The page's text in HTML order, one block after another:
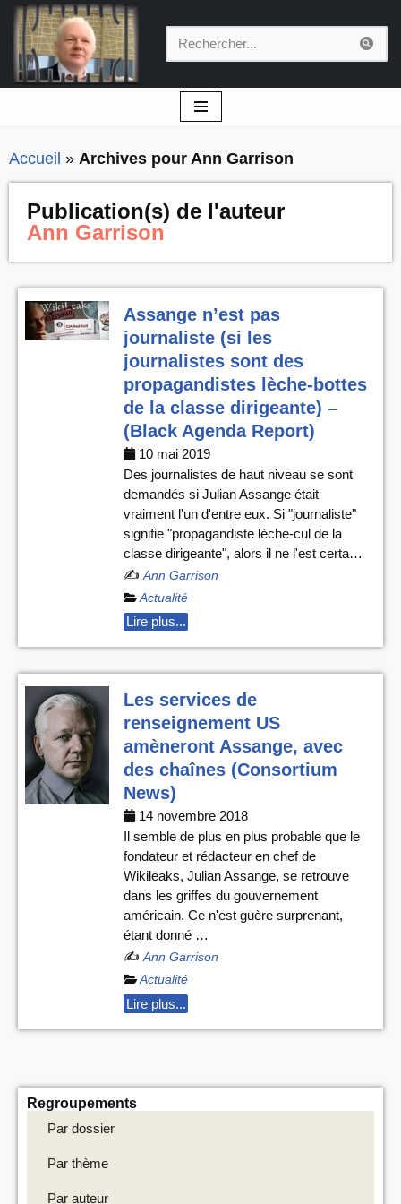
Aller
au
contenu
Accueil » Archives pour Ann Garrison
Publication(s) de l'auteur
Ann Garrison
Assange n’est pas
journaliste (si les
journalistes sont des
propagandistes lèche-bottes
de la classe dirigeante) –
(Black Agenda Report)
10 mai 2019
Des journalistes de haut niveau se sont
demandés si Julian Assange était
vraiment l'un d'entre eux. Si "journaliste"
signifie "propagandiste lèche-cul de la
classe dirigeante", alors il ne l'est certa…
✍️ Ann Garrison
Actualité
Lire plus...
Les services de
renseignement US
amèneront Assange, avec
des chaînes (Consortium
News)
14 novembre 2018
Il semble de plus en plus probable que le
fondateur et rédacteur en chef de
Wikileaks, Julian Assange, se retrouve
dans les griffes du gouvernement
américain. Ce n'est guère surprenant,
étant donné …
✍️ Ann Garrison
Actualité
Lire plus...
Regroupements
Par dossier
Par thème
Par auteur